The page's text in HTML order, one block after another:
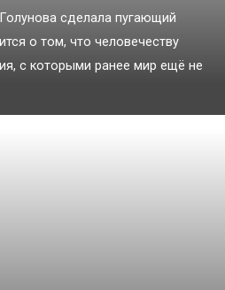
сделала пугающий
о том, что человечеству
с которыми ранее мир ещё не